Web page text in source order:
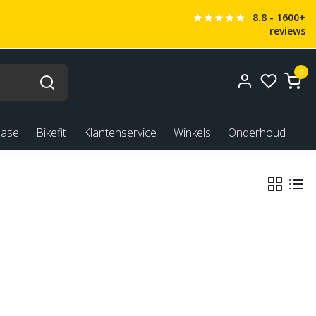
8.8 - 1600+
reviews
0
Bikefit Klantenservice Winkels Onderhoud